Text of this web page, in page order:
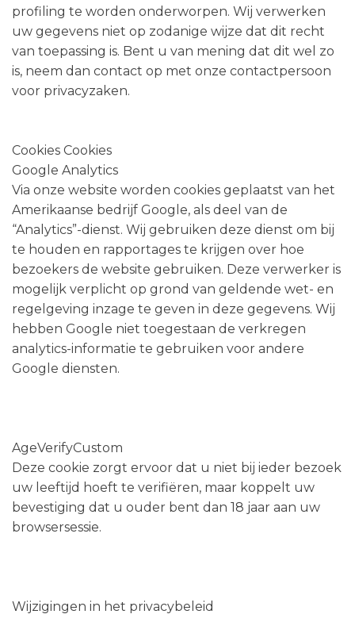
profiling te worden onderworpen. Wij verwerken
uw gegevens niet op zodanige wijze dat dit recht
van toepassing is. Bent u van mening dat dit wel zo
is, neem dan contact op met onze contactpersoon
voor privacyzaken.
Cookies Cookies
Google Analytics
Via onze website worden cookies geplaatst van het
Amerikaanse bedrijf Google, als deel van de
“Analytics”-dienst. Wij gebruiken deze dienst om bij
te houden en rapportages te krijgen over hoe
bezoekers de website gebruiken. Deze verwerker is
mogelijk verplicht op grond van geldende wet- en
regelgeving inzage te geven in deze gegevens. Wij
hebben Google niet toegestaan de verkregen
analytics-informatie te gebruiken voor andere
Google diensten.
AgeVerifyCustom
Deze cookie zorgt ervoor dat u niet bij ieder bezoek
uw leeftijd hoeft te verifiëren, maar koppelt uw
bevestiging dat u ouder bent dan 18 jaar aan uw
browsersessie.
Wijzigingen in het privacybeleid